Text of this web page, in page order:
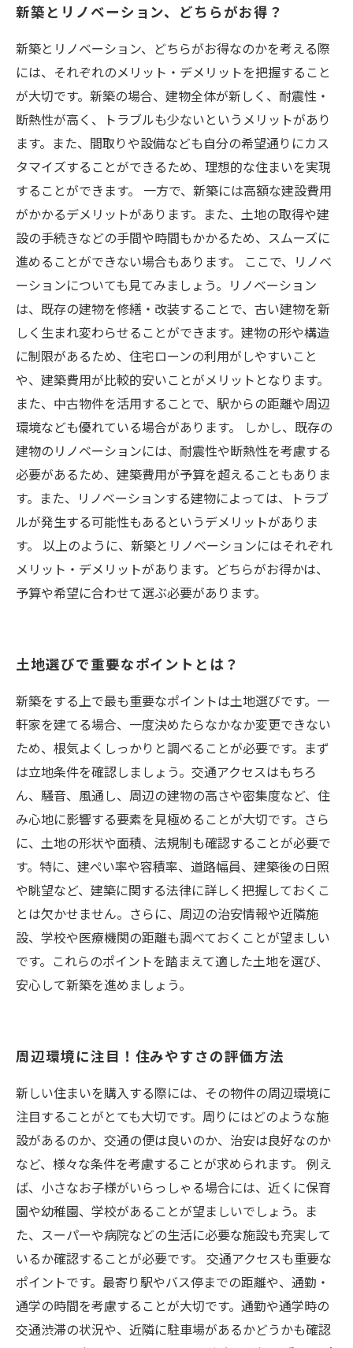
新築とリノベーション、どちらがお得？
新築とリノベーション、どちらがお得なのかを考える際
には、それぞれのメリット・デメリットを把握すること
が大切です。新築の場合、建物全体が新しく、耐震性・
断熱性が高く、トラブルも少ないというメリットがあり
ます。また、間取りや設備なども自分の希望通りにカス
タマイズすることができるため、理想的な住まいを実現
することができます。 一方で、新築には高額な建設費用
がかかるデメリットがあります。また、土地の取得や建
設の手続きなどの手間や時間もかかるため、スムーズに
進めることができない場合もあります。 ここで、リノベ
ーションについても見てみましょう。リノベーション
は、既存の建物を修繕・改装することで、古い建物を新
しく生まれ変わらせることができます。建物の形や構造
に制限があるため、住宅ローンの利用がしやすいこと
や、建築費用が比較的安いことがメリットとなります。
また、中古物件を活用することで、駅からの距離や周辺
環境なども優れている場合があります。 しかし、既存の
建物のリノベーションには、耐震性や断熱性を考慮する
必要があるため、建築費用が予算を超えることもありま
す。また、リノベーションする建物によっては、トラブ
ルが発生する可能性もあるというデメリットがありま
す。 以上のように、新築とリノベーションにはそれぞれ
メリット・デメリットがあります。どちらがお得かは、
予算や希望に合わせて選ぶ必要があります。
土地選びで重要なポイントとは？
新築をする上で最も重要なポイントは土地選びです。一
軒家を建てる場合、一度決めたらなかなか変更できない
ため、根気よくしっかりと調べることが必要です。まず
は立地条件を確認しましょう。交通アクセスはもちろ
ん、騒音、風通し、周辺の建物の高さや密集度など、住
み心地に影響する要素を見極めることが大切です。さら
に、土地の形状や面積、法規制も確認することが必要で
す。特に、建ぺい率や容積率、道路幅員、建築後の日照
や眺望など、建築に関する法律に詳しく把握しておくこ
とは欠かせません。さらに、周辺の治安情報や近隣施
設、学校や医療機関の距離も調べておくことが望ましい
です。これらのポイントを踏まえて適した土地を選び、
安心して新築を進めましょう。
周辺環境に注目！住みやすさの評価方法
新しい住まいを購入する際には、その物件の周辺環境に
注目することがとても大切です。周りにはどのような施
設があるのか、交通の便は良いのか、治安は良好なのか
など、様々な条件を考慮することが求められます。 例え
ば、小さなお子様がいらっしゃる場合には、近くに保育
園や幼稚園、学校があることが望ましいでしょう。ま
た、スーパーや病院などの生活に必要な施設も充実して
いるか確認することが必要です。 交通アクセスも重要な
ポイントです。最寄り駅やバス停までの距離や、通勤・
通学の時間を考慮することが大切です。通勤や通学時の
交通渋滞の状況や、近隣に駐車場があるかどうかも確認